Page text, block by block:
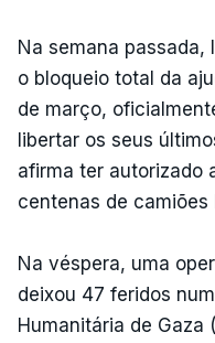
Na semana passada,
o bloqueio total da
de março,
libertar os seus
afirma ter autorizado
centenas de camiões
Na véspera, uma
deixou 47 feridos
Humanitária de Gaza